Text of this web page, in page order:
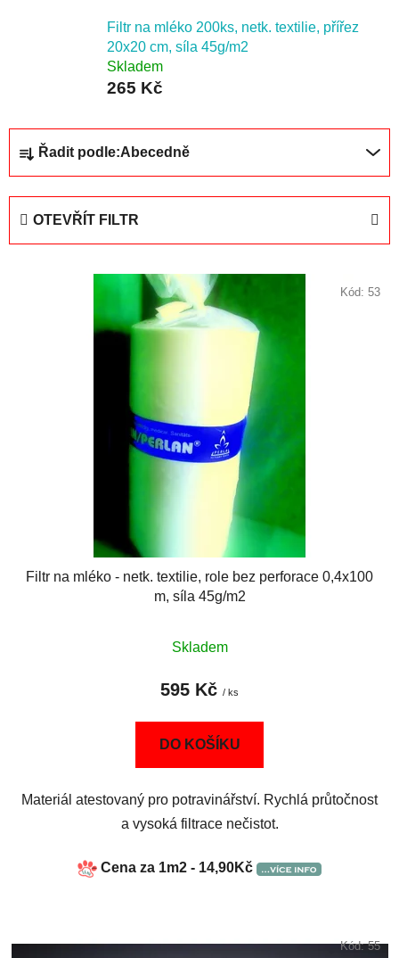
Filtr na mléko 200ks, netk. textilie, přířez
20x20 cm, síla 45g/m2
Skladem
265 Kč
n
Řadit podle:Abecedně
OTEVŘÍT FILTR
Filtr na mléko - netk. textilie, role bez perforace 0,4x100
m, síla 45g/m2
Skladem
595 Kč / ks
DO KOŠÍKU
Materiál atestovaný pro potravinářství. Rychlá průtočnost
a vysoká filtrace nečistot.
Cena za 1m2 - 14,90Kč
Kód: 53
Kód:55